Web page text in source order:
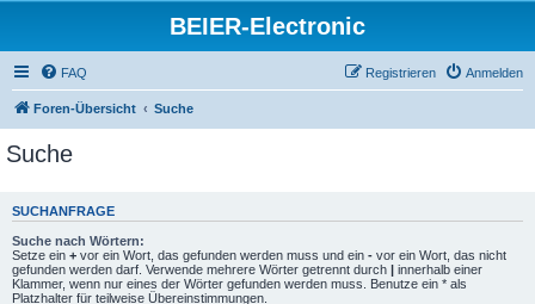
BEIER-Electronic
FAQ Anmelden
Registrieren
Foren-Übersicht Suche
Suche
SUCHANFRAGE
Suche nach Wörtern:
Setze ein + vor ein Wort, das gefunden werden muss und ein - vor ein Wort, das nicht
gefunden werden darf. Verwende mehrere Wörter getrennt durch | innerhalb einer
Klammer, wenn nur eines der Wörter gefunden werden muss. Benutze ein * als
Platzhalter für teilweise Übereinstimmungen.